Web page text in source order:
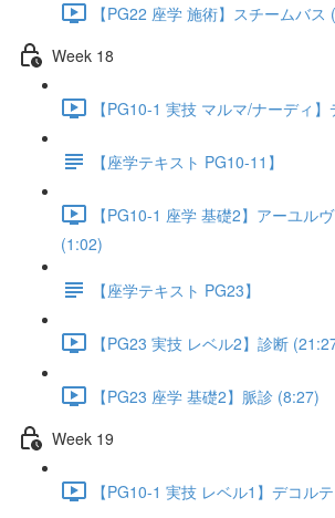
【PG22 座学 施術】スチームバス
Week 18
【PG10-1 実技 マルマ/ナーディ
【座学テキスト PG10-11】
【PG10-1 座学 基礎2】アーユル
(1:02)
【座学テキスト PG23】
【PG23 実技 レベル2】診断
【PG23 座学 基礎2】脈診 (8:27)
Week 19
【PG10-1 実技 レベル1】デコル